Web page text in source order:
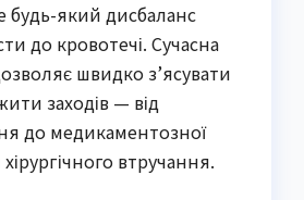
будь-який дисбаланс
до кровотечі. Сучасна
швидко з’ясувати
заходів — від
до медикаментозної
втручання.